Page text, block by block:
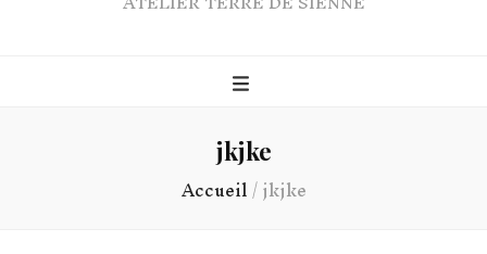
jkjke
Accueil/jkjke